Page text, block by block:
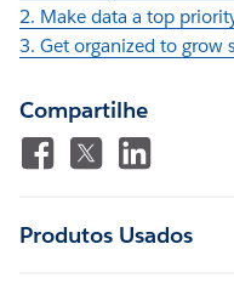
2. Make data a top
3. Get organized to grow
Compartilhe
Produtos Usados